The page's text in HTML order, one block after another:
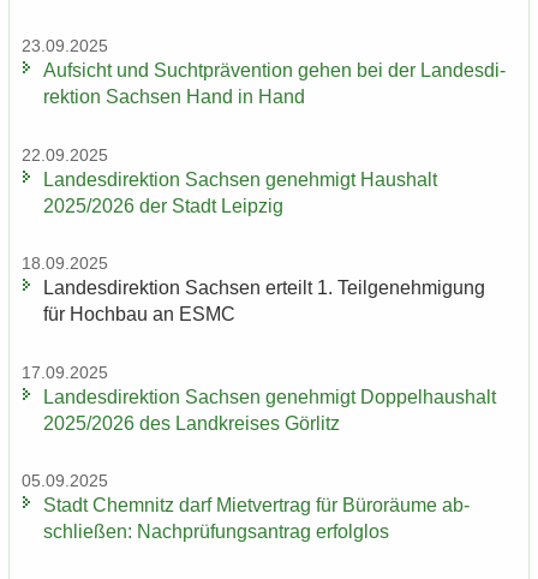
23.09.2025
Auf­sicht und Sucht­prä­ven­ti­on gehen bei der Lan­des­di­
rek­ti­on Sach­sen Hand in Hand
22.09.2025
Lan­des­di­rek­ti­on Sach­sen ge­neh­migt Haus­halt
2025/2026 der Stadt Leip­zig
18.09.2025
Lan­des­di­rek­ti­on Sach­sen er­teilt 1. Teil­ge­neh­mi­gung
für Hoch­bau an ESMC
17.09.2025
Lan­des­di­rek­ti­on Sach­sen ge­neh­migt Dop­pel­haus­halt
2025/2026 des Land­krei­ses Gör­litz
05.09.2025
Stadt Chem­nitz darf Miet­ver­trag für Bü­ro­räu­me ab­
schlie­ßen: Nach­prü­fungs­an­trag er­folg­los